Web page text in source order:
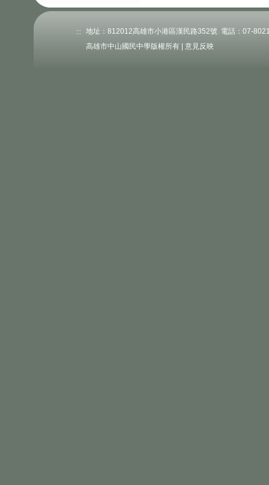
:::
地址：812012高雄市小港區漢民路352號 電話：07-
高雄市中山國民中學版權所有 | 意見反映